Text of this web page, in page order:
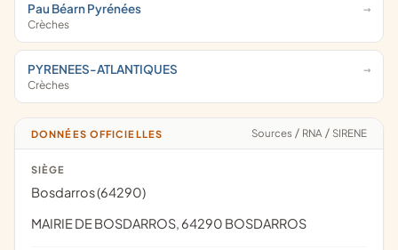
Pau Béarn Pyrénées
Crèches
PYRENEES-ATLANTIQUES
Crèches
DONNÉES OFFICIELLES Sources / RNA / SIRENE
SIÈGE
Bosdarros (64290)
MAIRIE DE BOSDARROS, 64290 BOSDARROS